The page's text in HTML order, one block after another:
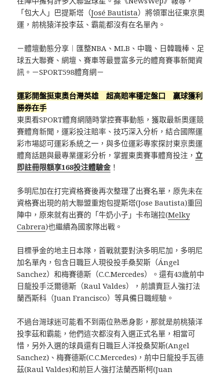
「包大人」巴提斯塔（José Bautista）將領軍出征東京奧
運，前桃猿洋投李茲、霸能都沒有在名單內。
－體壇動態分享︱匯整NBA、MLB、中職、日韓職棒、足
球五大聯賽、網壇、賽車等最豐富多元的體育賽事新聞資
訊。－SPORT598體育網－
運彩開盤挺東奧台灣英雄 超高賠率穩定盤口 贏球獲利
勝券在手
東奧看SPORT體育網隨時掌控賽事動態，獲取最新奧運競
賽體育新聞，運彩投注賠率、技巧深入分析，結合國際運
彩市場認可運彩系統之一，與多位運彩專家探討東京奧運
體育話題與最專業運彩分析，掌握東奧賽事體育投注， 立
即註冊限額享168投注體驗金！
多明尼加在打完資格賽後再次整理了出賽名單，原先未在
資格賽出現的前大聯盟重炮包提斯塔(Jose Bautista)重回
陣中，原來就有出賽的「牛奶小子」卡布瑞拉(Melky
Cabrera)也繼續為國家隊出戰。
目標爭金的地主日本隊，首戰就要對決多明尼加，多明尼
加名單內，包含日職巨人現役投手桑契斯（Ángel
Sanchez）和梅賽德斯（C.C.Mercedes）。還有43歲前中
日龍投手泛爾德斯（Raul Valdes），前讀賣巨人強打法
蘭西斯科（Juan Francisco）等具備日職經驗。
不過台灣球迷可能看不到兩位熟悉身影，那就是前桃猿洋
投李茲和霸能，他們這次都沒有入選正式名單，相當可
惜，另外入選的球員還有日職巨人洋投桑契斯(Angel
Sanchez)、梅賽德斯(C.C.Mercedes)，前中日龍投手瓦德
茲(Raul Valdes)和前巨人強打法蘭西斯柯(​Juan